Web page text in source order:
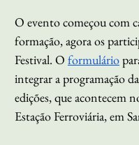
O evento começou com
formação, agora os
Festival. O formulário
integrar a programação
edições, que acontecem
Estação Ferroviária, em